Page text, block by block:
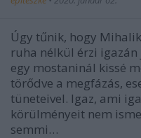
Úgy tűnik, hogy
ruha nélkül érzi
egy mostaninál kissé
törődve a megfázás,
tüneteivel. Igaz, ami
körülményeit nem
semmi…